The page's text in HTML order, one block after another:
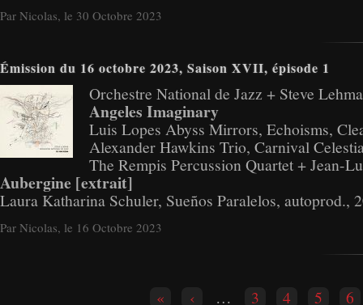
Par Nicolas, le 30 Octobre 2023
Émission du 16 octobre 2023, Saison XVII, épisode 1
Orchestre National de Jazz + Steve
Angeles Imaginary
Luis Lopes Abyss Mirrors, Echoisms,
Alexander Hawkins Trio, Carnival
The Rempis Percussion Quartet + Jean-
Aubergine [extrait]
Laura Katharina Schuler, Sueños Paralelos, autoprod.,
Par Nicolas, le 16 Octobre 2023
« ‹ … 3 4 5 6